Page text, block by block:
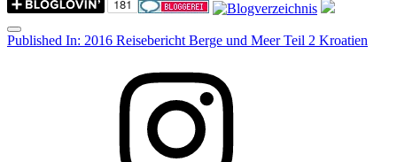
Menu
Post
Published In: 2016 Reisebericht Berge und Meer Teil 2 Kroatien